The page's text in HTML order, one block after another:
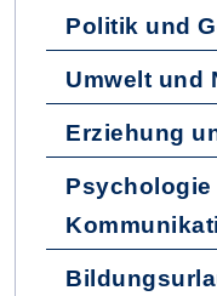
Politik und
Umwelt und
Erziehung
Psychologie